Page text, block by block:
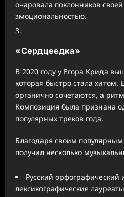
очаровала поклонников
эмоциональностью.
«Сердцеедка»
В 2020 году у Егора Крида
которая быстро стала хитом.
органично сочетаются, а
Композиция была признана
популярных треков года.
Благодаря своим
получил несколько
Русский орфографический
лексикографические